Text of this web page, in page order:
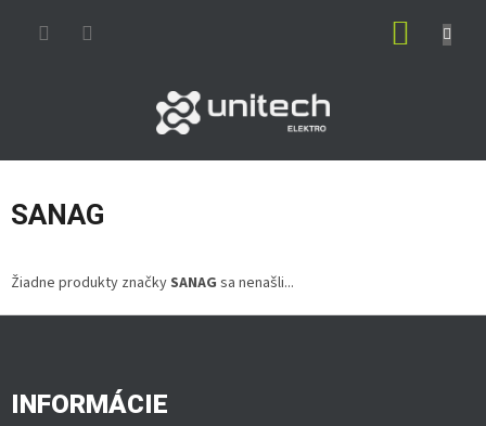
SANAG
Žiadne produkty značkySANAG sa nenašli...
INFORMÁCIE